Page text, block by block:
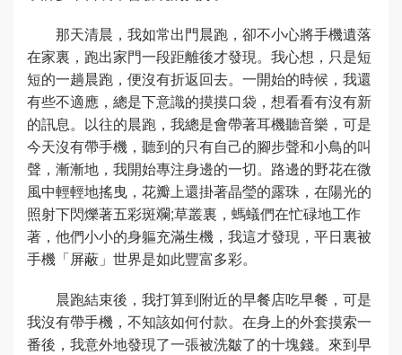
那天清晨，我如常出門晨跑，卻不小心將手機遺落
在家裏，跑出家門一段距離後才發現。我心想，只是短
短的一趟晨跑，便沒有折返回去。一開始的時候，我還
有些不適應，總是下意識的摸摸口袋，想看看有沒有新
的訊息。以往的晨跑，我總是會帶著耳機聽音樂，可是
今天沒有帶手機，聽到的只有自己的腳步聲和小鳥的叫
聲，漸漸地，我開始專注身邊的一切。路邊的野花在微
風中輕輕地搖曳，花瓣上還掛著晶瑩的露珠，在陽光的
照射下閃爍著五彩斑斕;草叢裏，螞蟻們在忙碌地工作
著，他們小小的身軀充滿生機，我這才發現，平日裏被
手機「屏蔽」世界是如此豐富多彩。
晨跑結束後，我打算到附近的早餐店吃早餐，可是
我沒有帶手機，不知該如何付款。在身上的外套摸索一
番後，我意外地發現了一張被洗皺了的十塊錢。來到早